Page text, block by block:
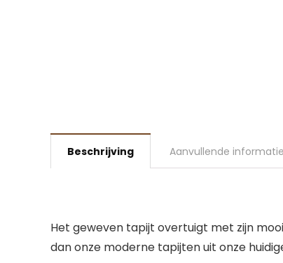
Beschrijving Aanvullende informatie
Het geweven tapijt overtuigt met zijn
dan onze moderne tapijten uit onze